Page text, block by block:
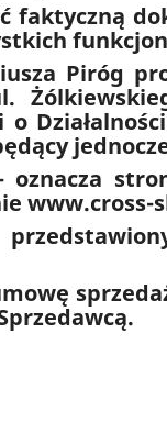
faktyczną
Piróg
www.cross-